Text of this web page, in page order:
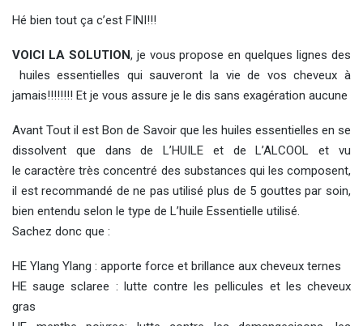
Hé bien tout ça c’est FINI!!!
VOICI LA SOLUTION, je vous propose en quelques lignes des
huiles essentielles qui sauveront la vie de vos cheveux à
jamais!!!!!!!! Et je vous assure je le dis sans exagération aucune
Avant Tout il est Bon de Savoir que les huiles essentielles en se
dissolvent que dans de L’HUILE et de L’ALCOOL et vu
le caractère très concentré des substances qui les composent,
il est recommandé de ne pas utilisé plus de 5 gouttes par soin,
bien entendu selon le type de L’huile Essentielle utilisé.
Sachez donc que :
HE Ylang Ylang : apporte force et brillance aux cheveux ternes
HE sauge sclaree : lutte contre les pellicules et les cheveux
gras